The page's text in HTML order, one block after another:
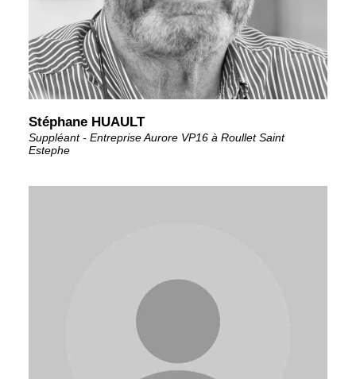
Stéphane HUAULT
Suppléant - Entreprise Aurore VP16 à Roullet Saint
Estephe